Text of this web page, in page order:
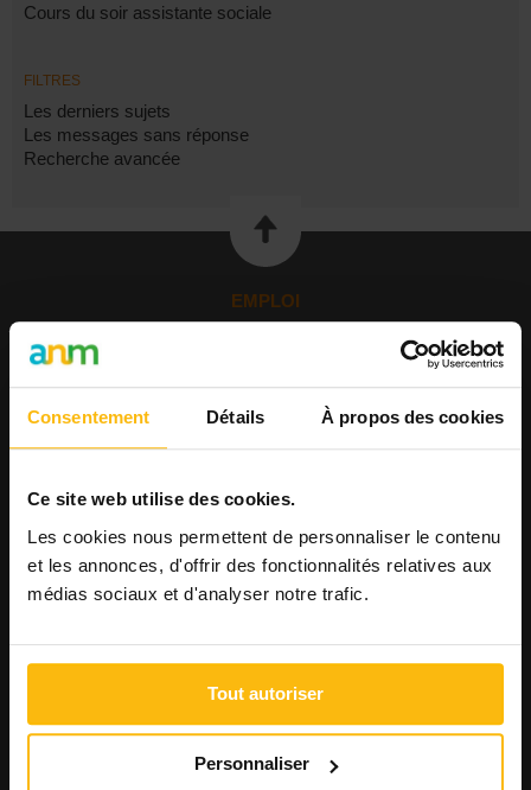
Consentement Détails À propos des cookies
Ce site web utilise des cookies.
Les cookies nous permettent de personnaliser le contenu
et les annonces, d'offrir des fonctionnalités relatives aux
médias sociaux et d'analyser notre trafic.
Tout autoriser
Personnaliser
Cours du soir assistante sociale
FILTRES
Les derniers sujets
Les messages sans réponse
Recherche avancée
EMPLOI
Consulter les CV
Consulter l'agenda
FORMATIONS
Publier une formation
Voir les formations
PETITES ANNONCES
Consulter les annonces
Proposer un stage